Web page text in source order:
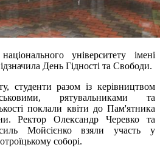
університету імені
День Гідності та Свободи.
студенти разом із керівництвом
рятувальниками та
поклали квіти до Пам'ятника
Ректор Олександр Черевко та
Мойсієнко взяли участь у
соборі.